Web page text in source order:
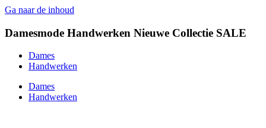
Ga naar de inhoud
Damesmode Handwerken Nieuwe Collectie SALE
Dames
Handwerken
Dames
Handwerken